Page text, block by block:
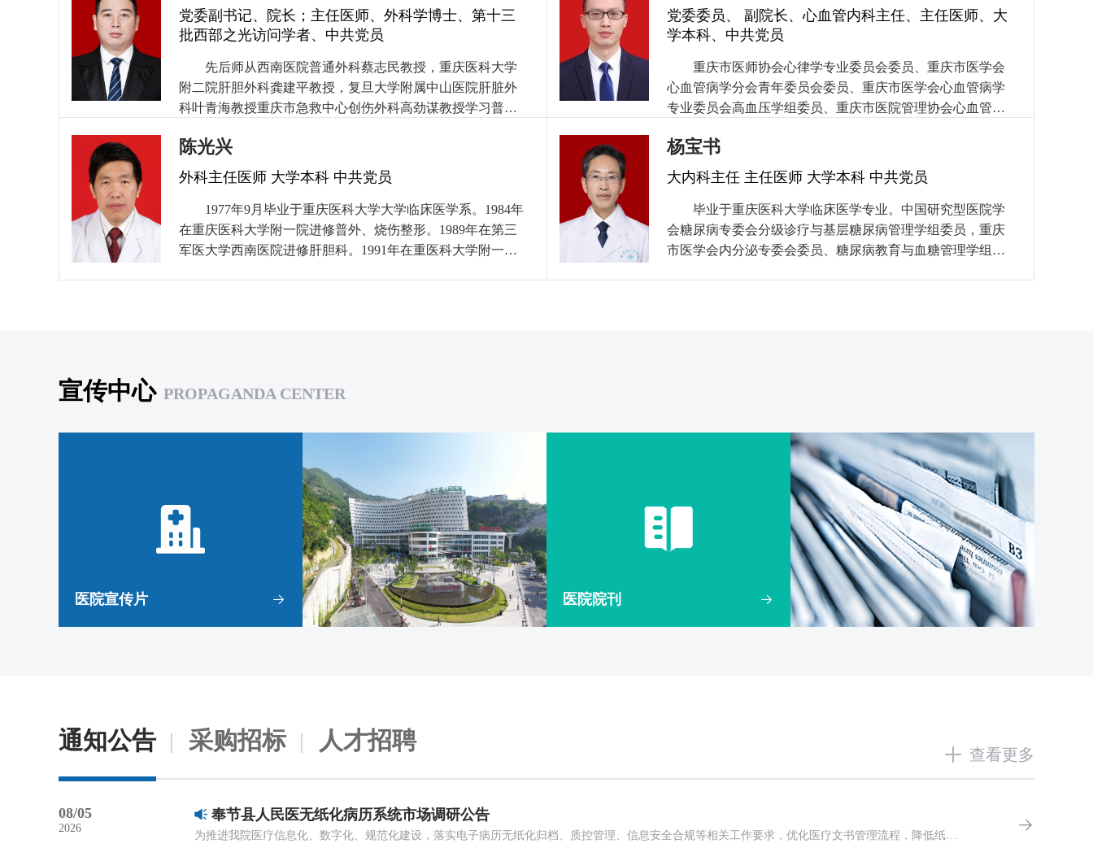
党委副书记、院长；主任医师、外科学博士、第十三
批西部之光访问学者、中共党员
先后师从西南医院普通外科蔡志民教授，重庆医科大学
附二院肝胆外科龚建平教授，复旦大学附属中山医院肝脏外
科叶青海教授重庆市急救中心创伤外科高劲谋教授学习普通
通外科和创伤外科方面有较深造诣。特别擅长胃肠道肿瘤、
肝胆胰肿瘤、转移性肝脏肿瘤、严重多发创伤及疑难普通外
科疾病的诊治。发表论文10余篇，其中第一作者或通讯作者
共发表论文SCI收录2篇，CSCD等杂志6篇。获国家自然科学
基金面上项目资助1项。担任中华医学会抗癌医师协会委员等
多个专业委员会委员，重庆市中西医结合学会胃肠肿瘤专业
党委委员、 副院长、心血管内科主任、主任医师、大
学本科、中共党员
重庆市医师协会心律学专业委员会委员、重庆市医学会
心血管病学分会青年委员会委员、重庆市医学会心血管病学
专业委员会高血压学组委员、重庆市医院管理协会心血管专
重庆市中西医结合学会心脏康复与心力衰竭专业委员会委
员、重庆市医师协会心血管内科医师分会青年委员会委员、
重庆市老年学及老年医学学会心血管病分会委员。 发表科研
论文5篇（其中SCI 1篇）、获重庆市卫计委科研项目1项、县
科技进步奖一等奖1项。 获医院优秀个人、优秀党员、服务明
星、最美医生、第二届“夔州名医”、“重庆市区县医学头雁人
入术。熟悉心内电生理检查及射频消融术、房颤射频消融
术、心脏再同步化治疗、肾动脉去交感神经消融术的治疗。
陈光兴
外科主任医师 大学本科 中共党员
1977年9月毕业于重庆医科大学大学临床医学系。1984年
在重庆医科大学附一院进修普外、烧伤整形。1989年在第三
军医大学西南医院进修肝胆科。1991年在重医科大学附一院
杨宝书
大内科主任 主任医师 大学本科 中共党员
毕业于重庆医科大学临床医学专业。中国研究型医院学
会糖尿病专委会分级诊疗与基层糖尿病管理学组委员，重庆
市医学会内分泌专委会委员、糖尿病教育与血糖管理学组副
优秀教师。院内评为“感动奉医人物”、“院内名医”。先后在
《重庆医学》《深圳中西医结合杂志》《现代诊断与治疗》
等期刊发表医学论文多篇。副主编《现代临床内科与护
理》，2015年已由天津科学技术出版社出版。有深厚的临床
医学理论功底和丰富的临床工作及教学经验。 擅长：内分泌
代谢疾病：糖尿病、甲状腺疾病、垂体疾病、肾上腺疾病、
痛风及骨质疏松等疾病的诊治及教学。
宣传中心 PROPAGANDA CENTER
医院宣传片 医院院刊
通知公告 采购招标 人才招聘
查看更多
08/05
2026
奉节县人民医无纸化病历系统市场调研公告